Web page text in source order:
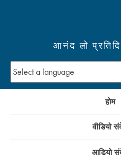
आनंद लो
होम
वीडियो
आडियो